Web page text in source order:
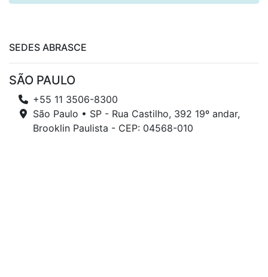
SEDES ABRASCE
SÃO PAULO
+55 11 3506-8300
São Paulo • SP - Rua Castilho, 392 19º andar,
Brooklin Paulista - CEP: 04568-010